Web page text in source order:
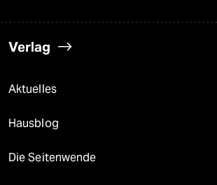
Verlag
Aktuelles
Hausblog
Die Seitenwende